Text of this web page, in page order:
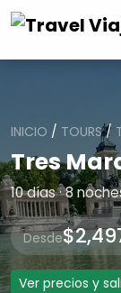
INICIO / TOURS/
Tres
10 días · 8
Desde
Ver precios y